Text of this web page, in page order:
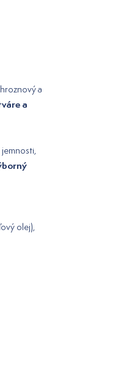
a
a
jemnosti,
olej),